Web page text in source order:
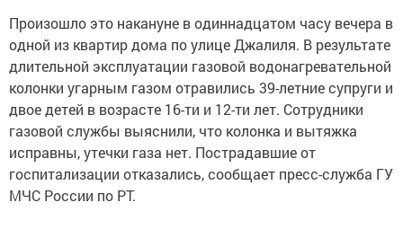
Произошло это накануне в одиннадцатом часу вечера в
одной из квартир дома по улице Джалиля. В результате
длительной эксплуатации газовой водонагревательной
колонки угарным газом отравились 39-летние супруги и
двое детей в возрасте 16-ти и 12-ти лет. Сотрудники
газовой службы выяснили, что колонка и вытяжка
исправны, утечки газа нет. Пострадавшие от
госпитализации отказались, сообщает пресс-служба ГУ
МЧС России по РТ.